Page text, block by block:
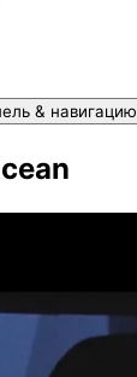
& навигацию